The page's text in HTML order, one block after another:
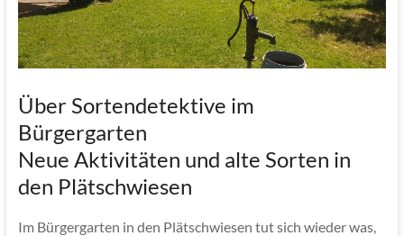
Über Sortendetektive im
Bürgergarten
Neue Aktivitäten und alte Sorten in
den Plätschwiesen
Im Bürgergarten in den Plätschwiesen tut sich wieder was,